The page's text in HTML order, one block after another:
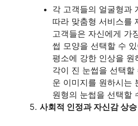
각 고객들의 얼굴형과
따라 맞춤형 서비스를
고객들은 자신에게 가
썹 모양을 선택할 수
평소에 강한 인상을 원
각이 진 눈썹을 선택할
운 이미지를 원하시는
원형의 눈썹을 선택할
사회적 인정과 자신감 상승